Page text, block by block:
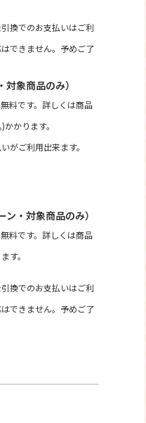
換でのお支払いはご利
できません。予めご了
象商品のみ）
料です。詳しくは商品
かります。
がご利用出来ます。
・対象商品のみ）
料です。詳しくは商品
す。
換でのお支払いはご利
できません。予めご了